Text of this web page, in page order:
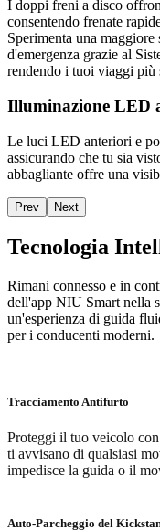
I doppi freni a disco
consentendo frenate
Sperimenta una
d'emergenza grazie al
rendendo i tuoi viaggi più
Illuminazione LED
Le luci LED anteriori e
assicurando che tu sia
abbagliante offre una
Prev Next
Tecnologia
Rimani connesso e in
dell'app NIU Smart nella
un'esperienza di guida
per i conducenti moderni.
Tracciamento Antifurto
Proteggi il tuo veicolo
ti avvisano di qualsiasi
impedisce la guida o il
Auto-Parcheggio del